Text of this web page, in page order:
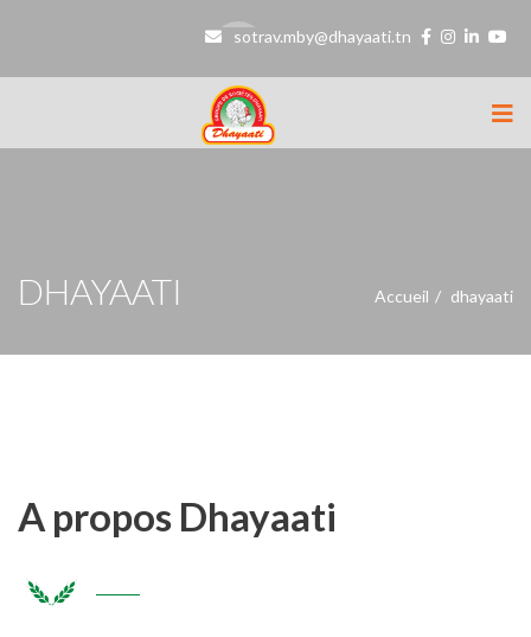
sotrav.mby@dhayaati.tn
DHAYAATI Accueil dhayaati
A propos Dhayaati